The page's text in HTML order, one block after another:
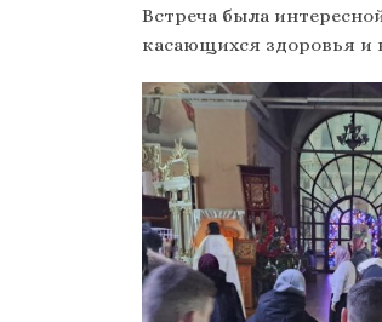
Встреча была
касающихся здоровья и